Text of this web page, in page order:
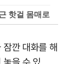
핫걸 몸매로
깐 대화를 해